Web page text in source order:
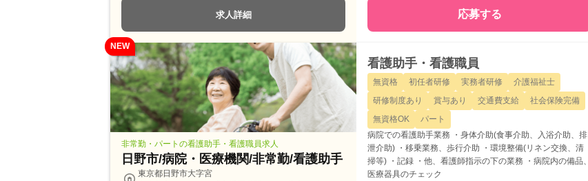
求人詳細 応募する
NEW
非常勤・パートの看護助手・看護職員求人
日野市/病院・医療機関/非常勤/看護助手
東京都日野市大字宮
看護助手・看護職員
無資格 初任者研修 実務者研修
介護福祉士
研修制度あり
賞与あり 交通費支給
社会保険完備
無資格OK
パート
病院での看護助手業務 ・身体介助(食事介助、入浴介助、排
泄介助) ・移乗業務、歩行介助 ・環境整備(リネン交換、清
掃等) ・記録 ・他、看護師指示の下の業務 ・病院内の備品、
医療器具のチェック